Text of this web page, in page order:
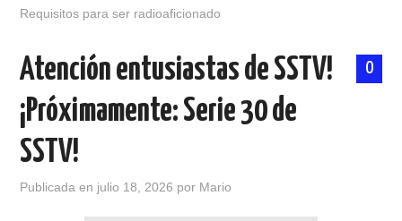
Requisitos para ser radioaficionado
0
Atención entusiastas de SSTV!
¡Próximamente: Serie 30 de
SSTV!
Publicada en julio 18, 2026 por Mario